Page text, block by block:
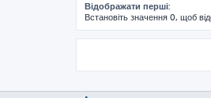
Відображати перші:
Встановіть значення 0, щоб